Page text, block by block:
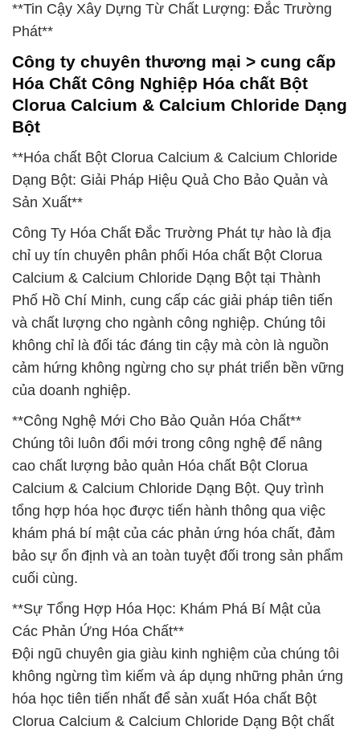
**Tin Cậy Xây Dựng Từ Chất Lượng: Đắc Trường
Phát**
Công ty chuyên thương mại > cung cấp
Hóa Chất Công Nghiệp Hóa chất Bột
Clorua Calcium & Calcium Chloride Dạng
Bột
**Hóa chất Bột Clorua Calcium & Calcium Chloride
Dạng Bột: Giải Pháp Hiệu Quả Cho Bảo Quản và
Sản Xuất**
Công Ty Hóa Chất Đắc Trường Phát tự hào là địa
chỉ uy tín chuyên phân phối Hóa chất Bột Clorua
Calcium & Calcium Chloride Dạng Bột tại Thành
Phố Hồ Chí Minh, cung cấp các giải pháp tiên tiến
và chất lượng cho ngành công nghiệp. Chúng tôi
không chỉ là đối tác đáng tin cậy mà còn là nguồn
cảm hứng không ngừng cho sự phát triển bền vững
của doanh nghiệp.
**Công Nghệ Mới Cho Bảo Quản Hóa Chất**
Chúng tôi luôn đổi mới trong công nghệ để nâng
cao chất lượng bảo quản Hóa chất Bột Clorua
Calcium & Calcium Chloride Dạng Bột. Quy trình
tổng hợp hóa học được tiến hành thông qua việc
khám phá bí mật của các phản ứng hóa chất, đảm
bảo sự ổn định và an toàn tuyệt đối trong sản phẩm
cuối cùng.
**Sự Tổng Hợp Hóa Học: Khám Phá Bí Mật của
Các Phản Ứng Hóa Chất**
Đội ngũ chuyên gia giàu kinh nghiệm của chúng tôi
không ngừng tìm kiếm và áp dụng những phản ứng
hóa học tiên tiến nhất để sản xuất Hóa chất Bột
Clorua Calcium & Calcium Chloride Dạng Bột chất